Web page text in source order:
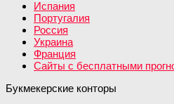
Испания
Португалия
Россия
Украина
Франция
Сайты с бесплатными
Букмекерские конторы